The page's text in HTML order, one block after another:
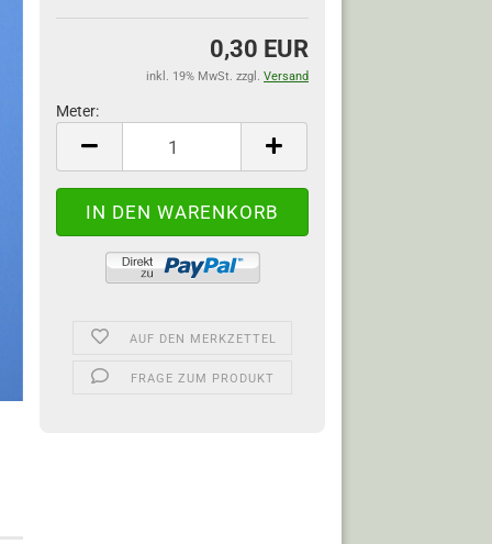
0,30 EUR
inkl. 19% MwSt. zzgl. Versand
Meter:
Meter
AUF DEN MERKZETTEL
FRAGE ZUM PRODUKT